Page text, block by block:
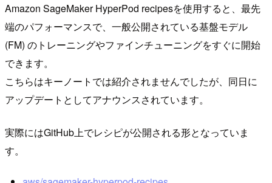
Amazon SageMaker HyperPod recipesを使用すると、最先
端のパフォーマンスで、一般公開されている基盤モデル
(FM) のトレーニングやファインチューニングをすぐに開始
できます。
こちらはキーノートでは紹介されませんでしたが、同日に
アップデートとしてアナウンスされています。
実際にはGitHub上でレシピが公開される形となっていま
す。